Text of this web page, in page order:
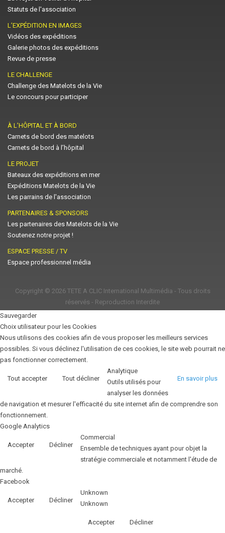
Statuts de l'association
L’EXPÉDITION EN IMAGES
Vidéos des expéditions
Galerie photos des expéditions
Revue de presse
LE CHALLENGE
Challenge des Matelots de la Vie
Le concours pour participer
À L’HÔPITAL ET À BORD
Carnets de bord des matelots
Carnets de bord à l’hôpital
LE PROJET
Bateaux des expéditions en mer
Expéditions Matelots de la Vie
Les parrains de l'association
PARTENAIRES & SPONSORS
Les partenaires des Matelots de la Vie
Soutenez notre projet !
ESPACE PRESSE / TV
Espace professionnel média
Copyright © 2026 TETE A CLIC International Multimédia - Tous droits
réservés - Reproduction Interdite
Sauvegarder
Choix utilisateur pour les Cookies
Nous utilisons des cookies afin de vous proposer les meilleurs services
possibles. Si vous déclinez l'utilisation de ces cookies, le site web pourrait ne
pas fonctionner correctement.
Tout accepter Tout décliner En savoir plus
Analytique
Outils utilisés pour
analyser les données
de navigation et mesurer l'efficacité du site internet afin de comprendre son
fonctionnement.
Google Analytics
Accepter Décliner
Commercial
Ensemble de techniques ayant pour objet la
stratégie commerciale et notamment l'étude de
marché.
Facebook
Accepter Décliner
Unknown
Unknown
Accepter Décliner